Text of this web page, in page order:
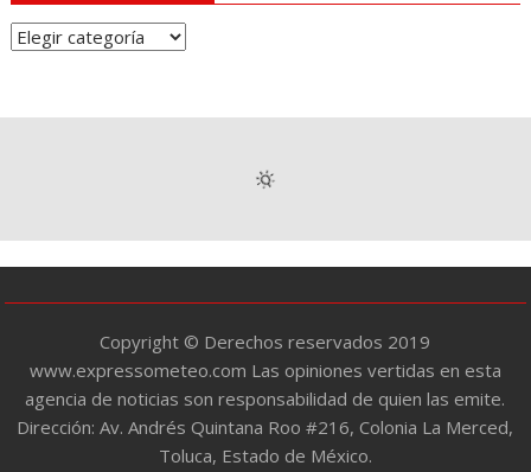
C
e
í
a
Copyright © Derechos reservados 2019
www.expressometeo.com Las opiniones vertidas en esta
agencia de noticias son responsabilidad de quien las emite.
Dirección: Av. Andrés Quintana Roo #216, Colonia La Merced,
Toluca, Estado de México.